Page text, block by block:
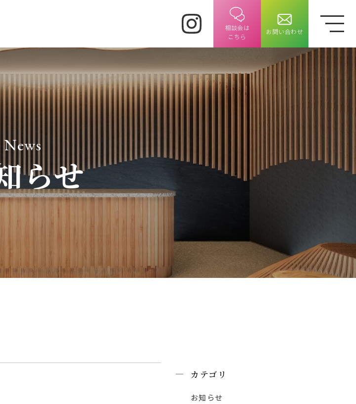
相談会は
​​​​​​​こちら
お問い合わせ
News
らせ
カテゴリ
お知らせ